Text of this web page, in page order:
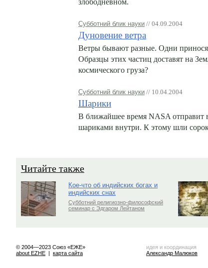
Субботний блик науки // 04.09.2004
Дуновение ветра
Ветры бывают разные. Одни
Образцы этих частиц доставят на
космического груза?
Субботний блик науки // 10.04.2004
Шарики
В ближайшее время NASA отправит
шариками внутри. К этому шли
Читайте также
Кое-что об индийских богах и
индийских снах
Субботний религиозно-философский
семинар с Эдгаром Лейтаном
© 2004—2023 Союз «ЕЖЕ»
about EZHE | карта сайта
идея и координация
Александр Малюков